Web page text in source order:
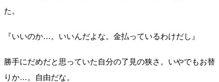
た。
『いいのか…。いいんだよな。金払っているわけだし』
勝手にだめだと思っていた自分の了見の狭さ。いやでもお替
りか…。自由だな。